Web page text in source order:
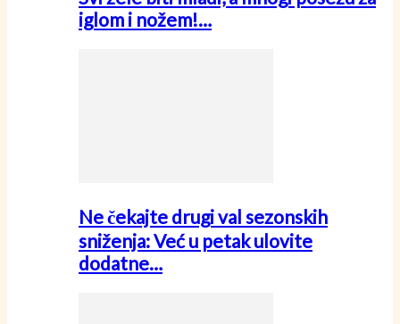
iglom i nožem!…
Ne čekajte drugi val sezonskih
sniženja: Već u petak ulovite
dodatne…